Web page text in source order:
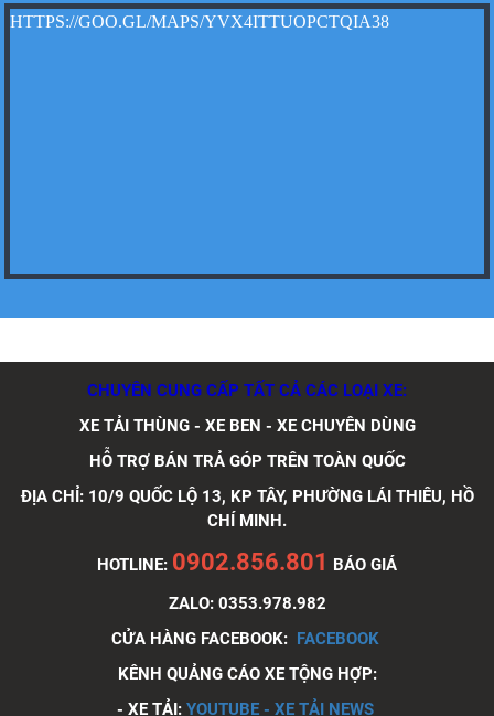
Xe tải Foton 990kg
Xe tải Foton 990kg
HTTPS://GOO.GL/MAPS/YVX4ITTUOPCTQIA38
CHUYÊN CUNG CẤP TẤT CẢ CÁC LOẠI XE:
XE TẢI THÙNG - XE BEN - XE CHUYÊN DÙNG
HỖ TRỢ BÁN TRẢ GÓP TRÊN TOÀN QUỐC
ĐỊA CHỈ: 10/9 QUỐC LỘ 13, KP TÂY, PHƯỜNG LÁI THIÊU, HỒ
CHÍ MINH.
HOTLINE: 0902.856.801 BÁO GIÁ
ZALO: 0353.978.982
CỬA HÀNG FACEBOOK: FACEBOOK
KÊNH QUẢNG CÁO XE TỘNG HỢP:
- XE TẢI: YOUTUBE - XE TẢI NEWS